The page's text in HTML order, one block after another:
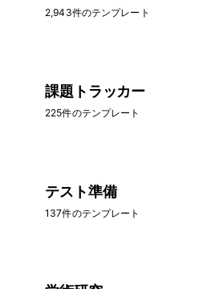
2,943件のテンプレート
課題トラッカー
225件のテンプレート
テスト準備
137件のテンプレート